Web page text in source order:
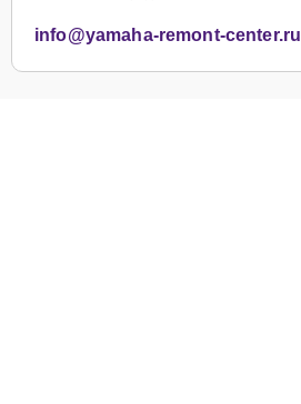
info@yamaha-remont-center.ru